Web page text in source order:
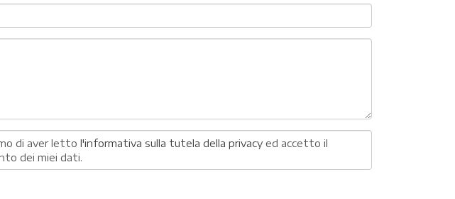
di aver lettol'informativa sulla tutela della privacy ed accetto il
dei miei dati.